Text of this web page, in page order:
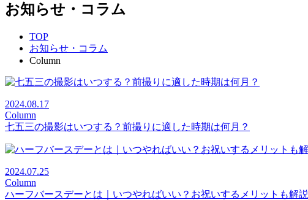
お知らせ・コラム
TOP
お知らせ・コラム
Column
2024.08.17
Column
七五三の撮影はいつする？前撮りに適した時期は何月？
2024.07.25
Column
ハーフバースデーとは｜いつやればいい？お祝いするメリットも解説